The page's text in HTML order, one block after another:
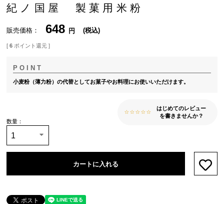
紀ノ国屋 製菓用米粉
販売価格 648 税込
[ 6 ポイント還元 ]
小麦粉（薄力粉）の代替としてお菓子やお料理にお使いいただけます。
はじめてのレビュー
を書きませんか？
カートに入れる